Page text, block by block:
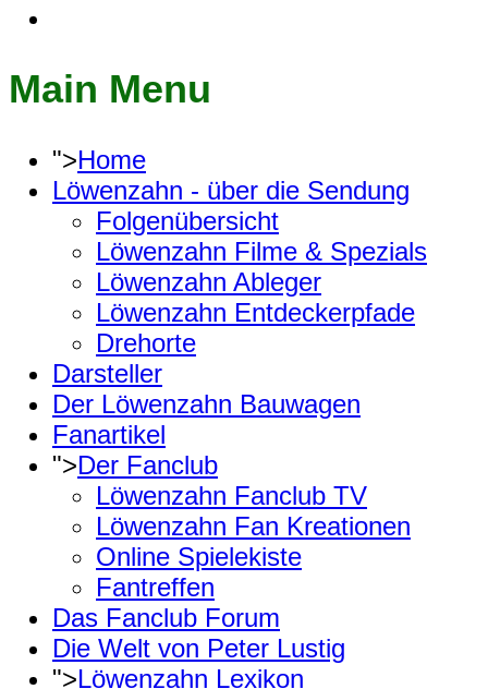
Main Menu
">Home
Löwenzahn - über die Sendung
Folgenübersicht
Löwenzahn Filme & Spezials
Löwenzahn Ableger
Löwenzahn Entdeckerpfade
Drehorte
Darsteller
Der Löwenzahn Bauwagen
Fanartikel
">Der Fanclub
Löwenzahn Fanclub TV
Löwenzahn Fan Kreationen
Online Spielekiste
Fantreffen
Das Fanclub Forum
Die Welt von Peter Lustig
">Löwenzahn Lexikon